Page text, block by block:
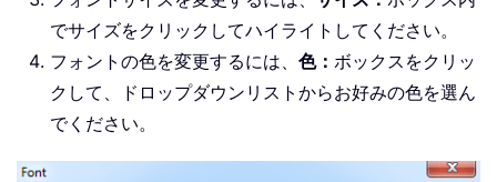
でサイズをクリックしてハイライトしてください。
フォントの色を変更するには、 色： ボックスをクリッ
クして、ドロップダウンリストからお好みの色を選ん
でください。